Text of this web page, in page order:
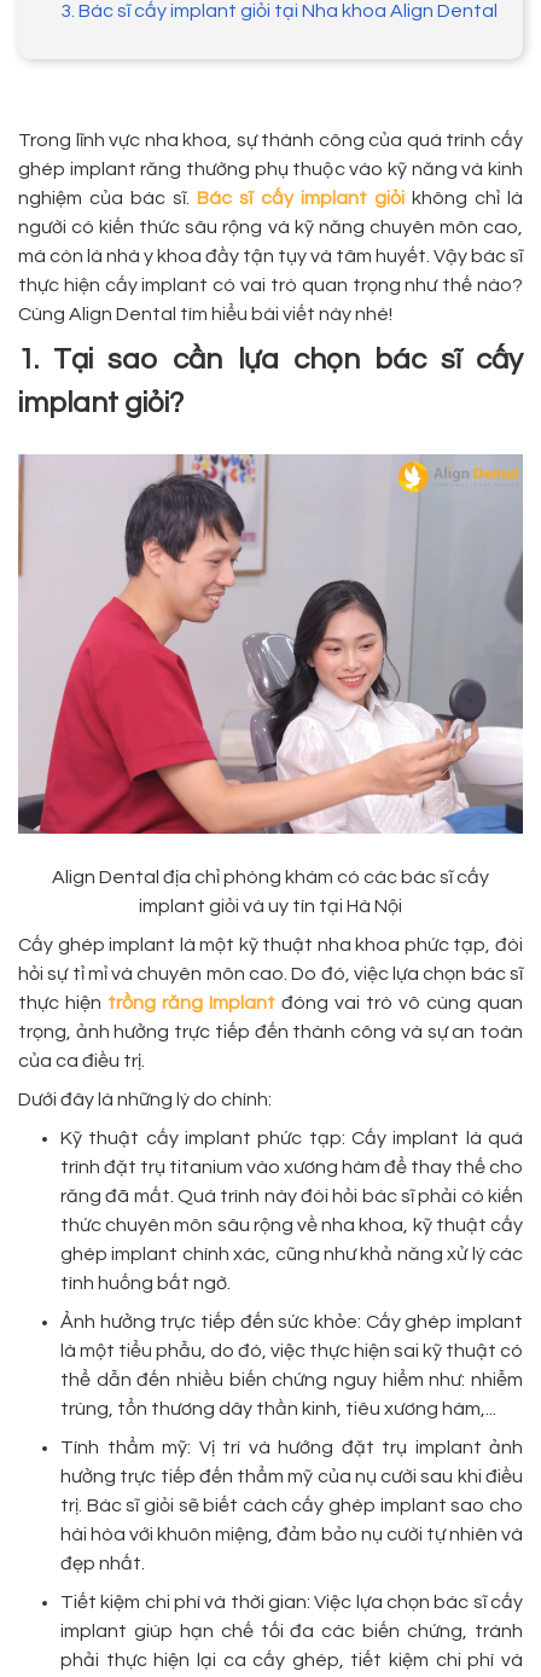
3. Bác sĩ cấy implant giỏi tại Nha khoa Align Dental
Trong lĩnh vực nha khoa, sự thành công của quá trình cấy
ghép implant răng thường phụ thuộc vào kỹ năng và kinh
nghiệm của bác sĩ. Bác sĩ cấy implant giỏikhông chỉ là
người có kiến thức sâu rộng và kỹ năng chuyên môn cao,
mà còn là nhà y khoa đầy tận tụy và tâm huyết. Vậy bác sĩ
thực hiện cấy implant có vai trò quan trọng như thế nào?
Cùng Align Dental tìm hiểu bài viết này nhé!
1. Tại sao cần lựa chọn bác sĩ cấy
implant giỏi?
Align Dental địa chỉ phòng khám có các bác sĩ cấy
implant giỏi và uy tín tại Hà Nội
Cấy ghép implant là một kỹ thuật nha khoa phức tạp, đòi
hỏi sự tỉ mỉ và chuyên môn cao. Do đó, việc lựa chọn bác sĩ
thực hiện trồng răng Implant đóng vai trò vô cùng quan
trọng, ảnh hưởng trực tiếp đến thành công và sự an toàn
của ca điều trị.
Dưới đây là những lý do chính:
Kỹ thuật cấy implant phức tạp: Cấy implant là quá
trình đặt trụ titanium vào xương hàm để thay thế cho
răng đã mất. Quá trình này đòi hỏi bác sĩ phải có kiến
thức chuyên môn sâu rộng về nha khoa, kỹ thuật cấy
ghép implant chính xác, cũng như khả năng xử lý các
tình huống bất ngờ.
Ảnh hưởng trực tiếp đến sức khỏe: Cấy ghép implant
là một tiểu phẫu, do đó, việc thực hiện sai kỹ thuật có
thể dẫn đến nhiều biến chứng nguy hiểm như: nhiễm
trùng, tổn thương dây thần kinh, tiêu xương hàm,...
Tính thẩm mỹ: Vị trí và hướng đặt trụ implant ảnh
hưởng trực tiếp đến thẩm mỹ của nụ cười sau khi điều
trị. Bác sĩ giỏi sẽ biết cách cấy ghép implant sao cho
hài hòa với khuôn miệng, đảm bảo nụ cười tự nhiên và
đẹp nhất.
Tiết kiệm chi phí và thời gian: Việc lựa chọn bác sĩ cấy
implant giúp hạn chế tối đa các biến chứng, tránh
phải thực hiện lại ca cấy ghép, tiết kiệm chi phí và